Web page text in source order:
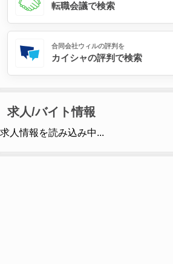
転職会議で検索
合同会社ウィルの評判を
カイシャの評判で検索
求人/バイト情報
求人情報を読み込み中...